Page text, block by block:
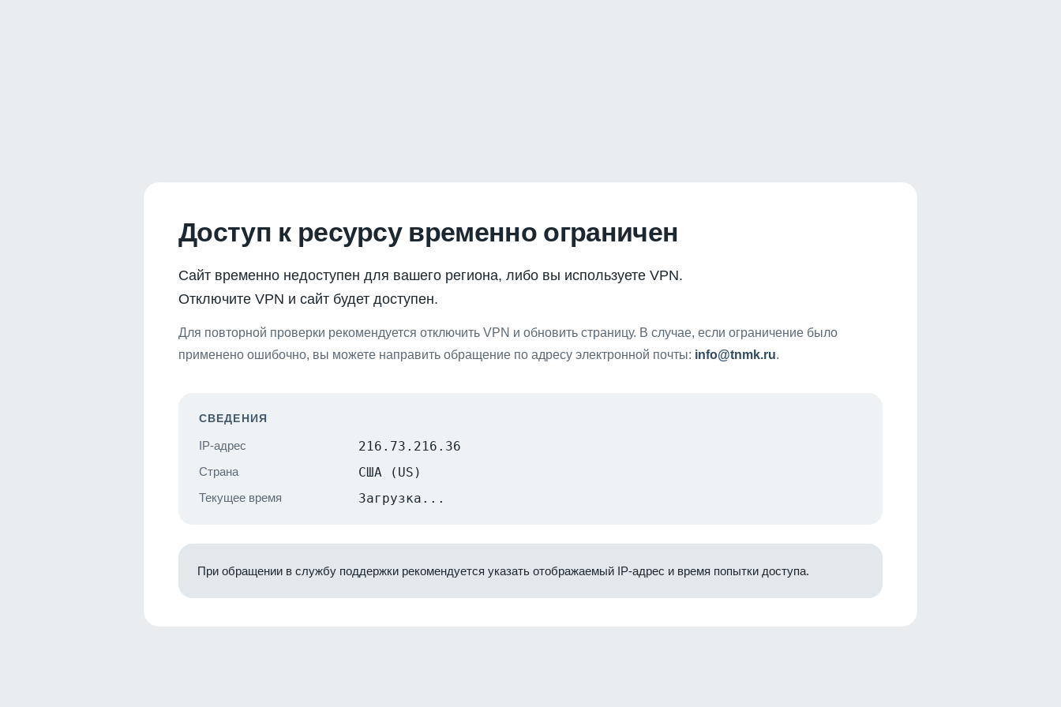
Доступ к ресурсу временно ограничен
Сайт временно недоступен для вашего региона, либо вы используете VPN.
Отключите VPN и сайт будет доступен.
Для повторной проверки рекомендуется отключить VPN и обновить страницу. В случае, если ограничение было
применено ошибочно, вы можете направить обращение по адресу электронной почты: info@tnmk.ru.
СВЕДЕНИЯ
IP-адрес 216.73.216.36
Страна США (US)
Текущее время Загрузка...
При обращении в службу поддержки рекомендуется указать отображаемый IP-адрес и время попытки доступа.